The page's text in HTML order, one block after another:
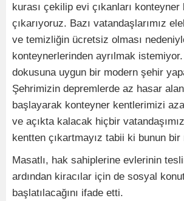
kurası çekilip evi çıkanları konteyner
çıkarıyoruz. Bazı vatandaşlarımız
ve temizliğin ücretsiz olması
konteynerlerinden ayrılmak
dokusuna uygun bir modern şehir
Şehrimizin depremlerde az hasar
başlayarak konteyner kentlerimizi
ve açıkta kalacak hiçbir
kentten çıkartmayız tabii ki bunun bir
Masatlı, hak sahiplerine evlerinin
ardından kiracılar için de sosyal
başlatılacağını ifade etti.